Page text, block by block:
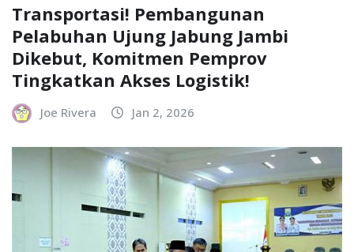
Transportasi! Pembangunan
Pelabuhan Ujung Jabung Jambi
Dikebut, Komitmen Pemprov
Tingkatkan Akses Logistik!
Joe Rivera Jan 2, 2026